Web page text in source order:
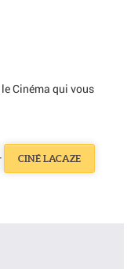
Cinéma qui vous
CINÉ LACAZE